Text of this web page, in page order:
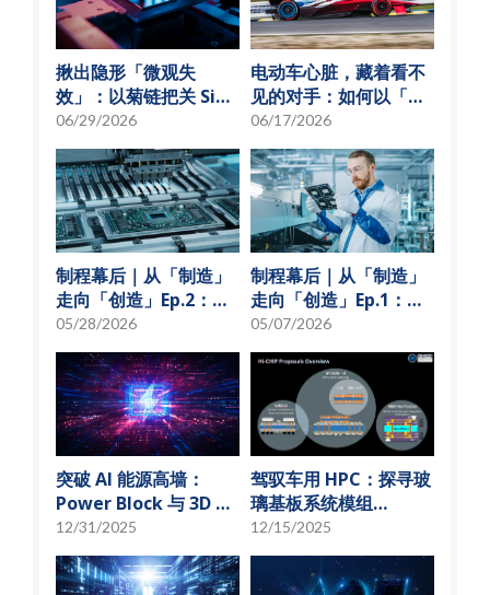
揪出隐形「微观失
效」：以菊链把关 SiP
可靠度测试
06/29/2026
电动车心脏，藏着看不
见的对手：如何以「物
理模型化」破解损耗难
题？
06/17/2026
制程幕后｜从「制造」
走向「创造」Ep.2：
「从无到有」的技术革
新
05/28/2026
制程幕后｜从「制造」
走向「创造」Ep.1：揭
秘 USI技术先行军
05/07/2026
突破 AI 能源高墙：
Power Block 与 3D 微
小化解决方案
12/31/2025
驾驭车用 HPC：探寻玻
璃基板系统模组
(SoMoG) 技术的「最佳
甜蜜点」
12/15/2025